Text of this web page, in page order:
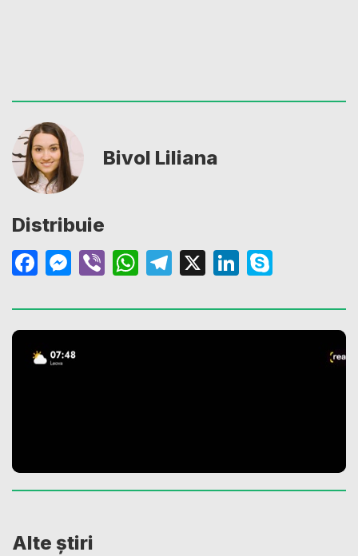
Bivol Liliana
Distribuie
Facebook
Messenger
ViberWhatsApp
Telegram
X LinkedIn
Alte știri